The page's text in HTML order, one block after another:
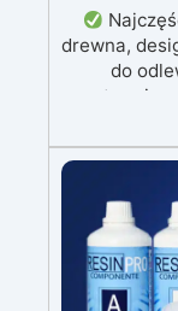
drewna,
do
egzotermia
żółknięcie
wolna